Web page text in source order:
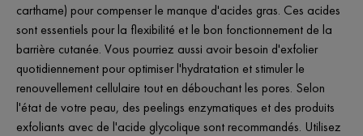
carthame) pour compenser le manque d'acides gras. Ces acides
sont essentiels pour la flexibilité et le bon fonctionnement de la
barrière cutanée. Vous pourriez aussi avoir besoin d'exfolier
quotidiennement pour optimiser l'hydratation et stimuler le
renouvellement cellulaire tout en débouchant les pores. Selon
l'état de votre peau, des peelings enzymatiques et des produits
exfoliants avec de l'acide glycolique sont recommandés. Utilisez